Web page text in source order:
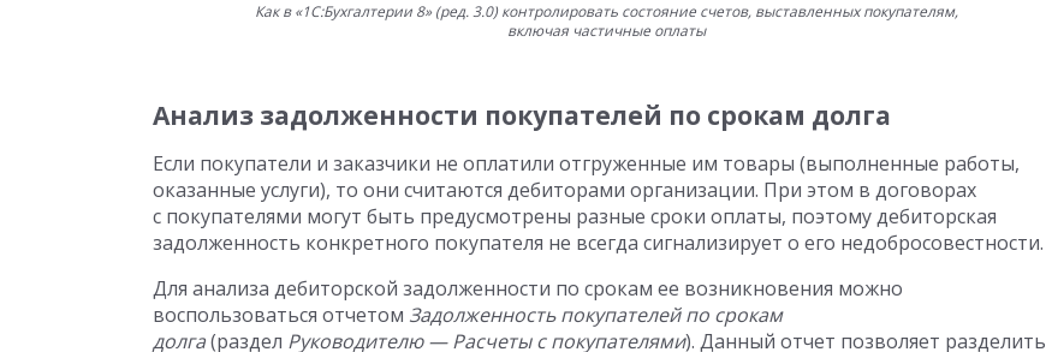
Как в «1С:Бухгалтерии 8» (ред. 3.0) контролировать состояние счетов, выставленных покупателям,
включая частичные оплаты
Анализ задолженности покупателей по срокам долга
Если покупатели и заказчики не оплатили отгруженные им товары (выполненные работы,
оказанные услуги), то они считаются дебиторами организации. При этом в договорах
с покупателями могут быть предусмотрены разные сроки оплаты, поэтому дебиторская
задолженность конкретного покупателя не всегда сигнализирует о его недобросовестности.
Для анализа дебиторской задолженности по срокам ее возникновения можно
воспользоваться отчетом Задолженность покупателей по срокам
долга(раздел Руководителю — Расчеты с покупателями). Данный отчет позволяет разделить